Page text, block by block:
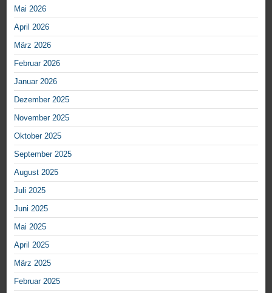
Mai 2026
April 2026
März 2026
Februar 2026
Januar 2026
Dezember 2025
November 2025
Oktober 2025
September 2025
August 2025
Juli 2025
Juni 2025
Mai 2025
April 2025
März 2025
Februar 2025